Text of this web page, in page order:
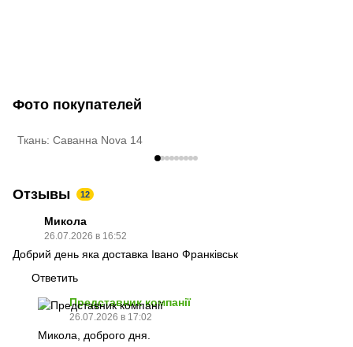
Фото покупателей
Ткань: Саванна Nova 14
Отзывы 12
Микола
26.07.2026 в 16:52
Добрий день яка доставка Івано Франківськ
Ответить
Представник компанії
26.07.2026 в 17:02
Микола, доброго дня.